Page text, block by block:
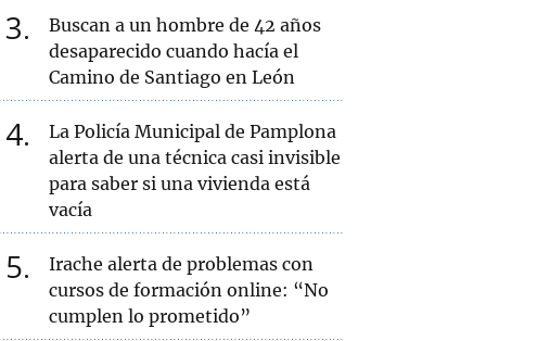
3
Buscan a un hombre de 42 años
desaparecido cuando hacía el
Camino de Santiago en León
4
La Policía Municipal de Pamplona
alerta de una técnica casi invisible
para saber si una vivienda está
vacía
5
Irache alerta de problemas con
cursos de formación online: “No
cumplen lo prometido”